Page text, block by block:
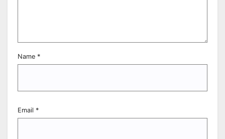
Name *
Email *